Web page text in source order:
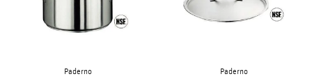
Paderno Paderno